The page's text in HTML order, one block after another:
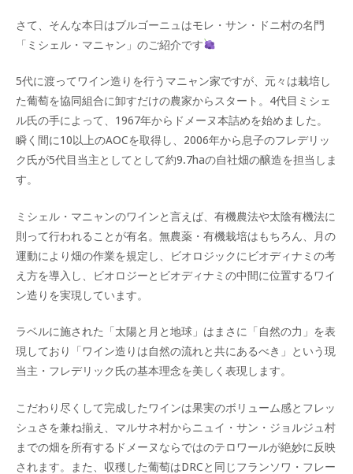
さて、そんな本日はブルゴーニュはモレ・サン・ドニ村の名門
「ミシェル・マニャン」のご紹介です
5代に渡ってワイン造りを行うマニャン家ですが、元々は栽培し
た葡萄を協同組合に卸すだけの農家からスタート。4代目ミシェ
ル氏の手によって、1967年からドメーヌ本詰めを始めました。
瞬く間に10以上のAOCを取得し、2006年から息子のフレデリッ
ク氏が5代目当主としてとして約9.7haの自社畑の醸造を担当しま
す。
ミシェル・マニャンのワインと言えば、有機農法や太陰有機法に
則って行われることが有名。無農薬・有機栽培はもちろん、月の
運動により畑の作業を規定し、ビオロジックにビオディナミの考
え方を導入し、ビオロジーとビオディナミの中間に位置するワイ
ン造りを実現しています。
ラベルに施された「太陽と月と地球」はまさに「自然の力」を表
現しており「ワイン造りは自然の流れと共にあるべき」という現
当主・フレデリック氏の基本理念を美しく表現します。
こだわり尽くして完成したワインは果実のボリューム感とフレッ
シュさを兼ね揃え、マルサネ村からニュイ・サン・ジョルジュ村
までの畑を所有するドメーヌならではのテロワールが絶妙に反映
されます。また、収穫した葡萄はDRCと同じフランソワ・フレー